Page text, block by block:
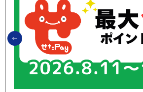
前のスライドを表示